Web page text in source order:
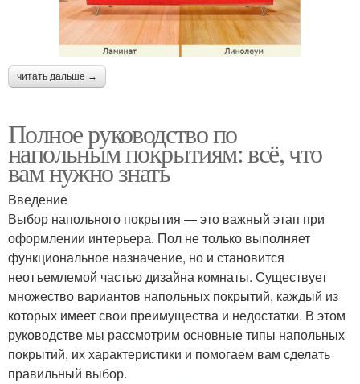
читать дальше →
Полное руководство по
напольным покрытиям: всё, что
вам нужно знать
Введение
Выбор напольного покрытия — это важный этап при
оформлении интерьера. Пол не только выполняет
функциональное назначение, но и становится
неотъемлемой частью дизайна комнаты. Существует
множество вариантов напольных покрытий, каждый из
которых имеет свои преимущества и недостатки. В этом
руководстве мы рассмотрим основные типы напольных
покрытий, их характеристики и помогаем вам сделать
правильный выбор.